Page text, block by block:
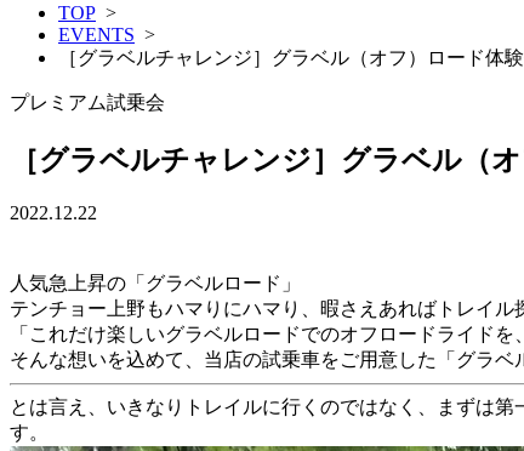
TOP >
EVENTS >
［グラベルチャレンジ］グラベル（オフ）ロード体
プレミアム試乗会
［グラベルチャレンジ］グラベル（
2022.12.22
人気急上昇の「グラベルロード」
テンチョー上野もハマりにハマり、暇さえあればトレイル
「これだけ楽しいグラベルロードでのオフロードライド
そんな想いを込めて、当店の試乗車をご用意した「グラ
とは言え、いきなりトレイルに行くのではなく、まずは
す。